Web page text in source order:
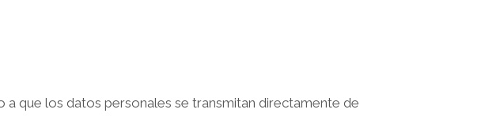
que los datos personales se transmitan directamente de